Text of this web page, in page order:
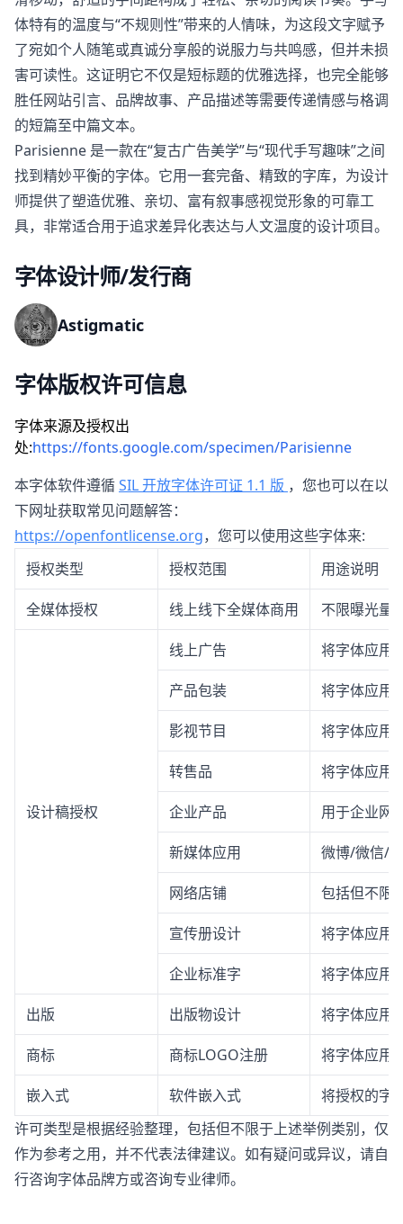
体特有的温度与“不规则性”带来的人情味，为这段文字赋予
了宛如个人随笔或真诚分享般的说服力与共鸣感，但并未损
害可读性。这证明它不仅是短标题的优雅选择，也完全能够
胜任网站引言、品牌故事、产品描述等需要传递情感与格调
的短篇至中篇文本。
Parisienne 是一款在“复古广告美学”与“现代手写趣味”之间
找到精妙平衡的字体。它用一套完备、精致的字库，为设计
师提供了塑造优雅、亲切、富有叙事感视觉形象的可靠工
具，非常适合用于追求差异化表达与人文温度的设计项目。
字体设计师/发行商
Astigmatic
字体版权许可信息
字体来源及授权出
处:https://fonts.google.com/specimen/Parisienne
本字体软件遵循SIL 开放字体许可证 1.1 版 ，您也可以在以
下网址获取常见问题解答：
https://openfontlicense.org，您可以使用这些字体来:
授权类型
授权范围 用途说明
全媒体授权 线上线下全媒体商用 不限曝光量
设计稿授权
线上广告 将字体应用
产品包装 将字体应用
影视节目 将字体应用
转售品 将字体应用
企业产品 用于企业网
新媒体应用 微博/微信/
网络店铺 包括但不限
宣传册设计 将字体应用
企业标准字 将字体应用
出版 出版物设计 将字体应用
商标 商标LOGO注册 将字体应用
嵌入式 软件嵌入式
将授权的字
许可类型是根据经验整理，包括但不限于上述举例类别，仅
作为参考之用，并不代表法律建议。如有疑问或异议，请自
行咨询字体品牌方或咨询专业律师。